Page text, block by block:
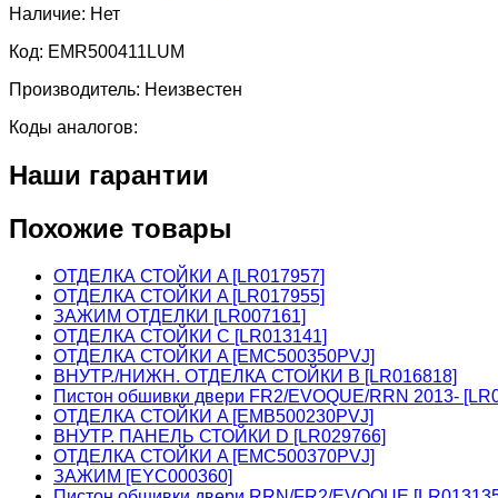
Наличие: Нет
Код: EMR500411LUM
Производитель: Неизвестен
Коды аналогов:
Наши гарантии
Похожие товары
ОТДЕЛКА СТОЙКИ A [LR017957]
ОТДЕЛКА СТОЙКИ A [LR017955]
ЗАЖИМ ОТДЕЛКИ [LR007161]
ОТДЕЛКА СТОЙКИ C [LR013141]
ОТДЕЛКА СТОЙКИ A [EMC500350PVJ]
ВНУТР./НИЖН. ОТДЕЛКА СТОЙКИ B [LR016818]
Пистон обшивки двери FR2/EVOQUE/RRN 2013-
ОТДЕЛКА СТОЙКИ A [EMB500230PVJ]
ВНУТР. ПАНЕЛЬ СТОЙКИ D [LR029766]
ОТДЕЛКА СТОЙКИ A [EMC500370PVJ]
ЗАЖИМ [EYC000360]